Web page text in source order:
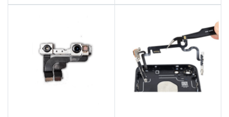
Tặngcường lực trị giá 50k
Giảm 5-15%khi sử dụng
Gift Card
Miễn phíkiểm tra máy, tư
vấn tổng đài. Sấy máy điện
thoại, kích nguồn cho 100%
Cường lực trị giá50K
TẶNGỐp lưng trị giá
MIỄN PHÍ vệ sinh máy trị giá150K
Tặng VOUCHER trị giá 2.000.000đ